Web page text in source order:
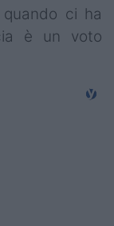
ci ha
è un voto